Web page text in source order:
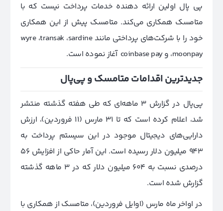
پی پال اولین ارائه دهنده خدمات پرداخت نیست که با
متامسک همکاری می‌کند. متامسک پیش از این همکاری
خود را با شرکت‌های پرداختی مانند wyre ،transak ،sardine
،moonpay وcoinbase pay آغاز نموده است.
جدیدترین اقدامات متامسک و پی‌پال
پی‌پال در گزارش 3 ماهه‌ای که طی هفته گذشته منتشر
شد، اعلام کرده است که تا 31 مارس (11 فروردین)، ارزش
دارایی‌های دیجیتال موجود در این سیستم پرداخت به
943 میلیون دلار رسیده است. این آمار حاکی از افزایش 56
درصدی نسبت به 604 میلیون دلار که در 3 ماهه گذشته
گزارش شده است.
در اواخر ماه مارس (اوایل فروردین)، متامسک از همکاری با